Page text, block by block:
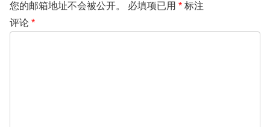
您的邮箱地址不会被公开。 必填项已用 * 标注
评论 *